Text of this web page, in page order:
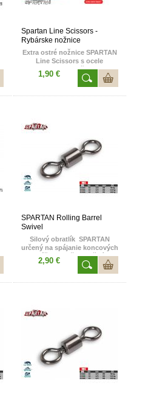
Spartan Line Scissors -
Rybárske nožnice
Extra ostré nožnice SPARTAN
Line Scissors s ocele
Stainless. Tieto nožnice hravo
prestrihnú aj tie najhrubšie
nadväzcové šnúry. Rez po
strihnutí ostáva hladký a bez
nožnice Spartan majú
rôznych rybolovných
technikách ale sú aj
nenahraditeľnou pomôckou
pri pobyte v prírode
a v domácnosti. Čepele
nožníc ostávajú dlhú dobu
1,90 €
SPARTAN Rolling Barrel
Swivel
Silový obratlík SPARTAN
určený na spájanie koncových
montáži s kmeňovou šnúrou
či vlascom. pevnosť a výdrž
týchto obratlíkov ich
predurčuje k lovu tých
západného viacerými lovnými
nám dáva výhody pri dennom
love v riekach a jazerách s
čistou a priezračnou vodou.
Vyrába sa v troch nosnostiach
: 90 / 110 / 130 kg. Balenie : 10
kusov.
2,90 €